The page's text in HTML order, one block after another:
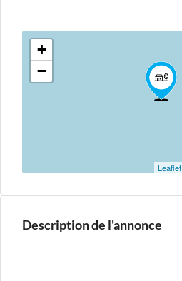
+
−
Leaflet
Description de l'annonce